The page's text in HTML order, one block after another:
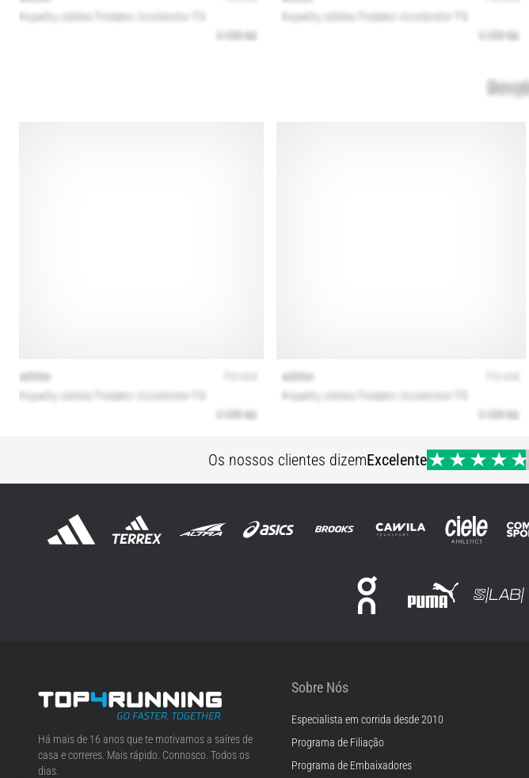
Os nossos clientes dizemExcelente
Top4Running.pt
Há mais de 16 anos que te motivamos a saíres de
casa e correres. Mais rápido. Connosco. Todos os
dias.
Sobre Nós
Especialista em corrida desde 2010
Programa de Filiação
Programa de Embaixadores